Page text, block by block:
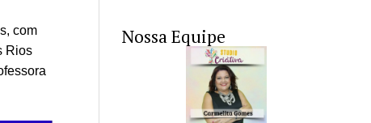
com
Rios
Nossa Equipe